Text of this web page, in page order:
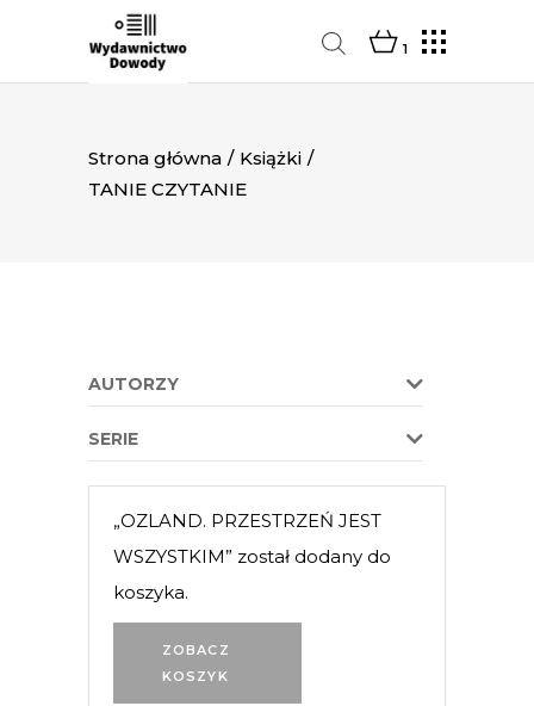
1
Strona główna / Książki /
TANIE CZYTANIE
AUTORZY
SERIE
ZOBACZ
KOSZYK
„OZLAND. PRZESTRZEŃ JEST
WSZYSTKIM” został dodany do
koszyka.